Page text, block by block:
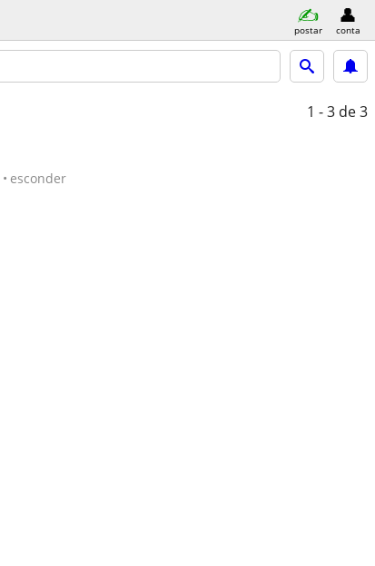
postar conta
1 - 3 de 3
esconder